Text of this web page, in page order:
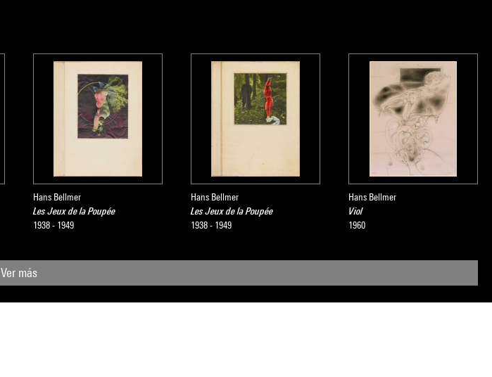
Hans Bellmer
Les Jeux de la Poupée
1938 - 1949
Hans Bellmer
Les Jeux de la Poupée
1938 - 1949
Hans Bellmer
Viol
1960
Ver más